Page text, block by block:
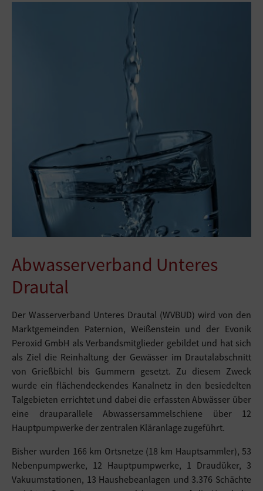
Abwasserverband Unteres
Drautal
Der Wasserverband Unteres Drautal (WVBUD) wird von den
Marktgemeinden Paternion, Weißenstein und der Evonik
Peroxid GmbH als Verbandsmitglieder gebildet und hat sich
als Ziel die Reinhaltung der Gewässer im Drautalabschnitt
von Grießbichl bis Gummern gesetzt. Zu diesem Zweck
wurde ein flächendeckendes Kanalnetz in den besiedelten
Talgebieten errichtet und dabei die erfassten Abwässer über
eine drauparallele Abwassersammelschiene über 12
Hauptpumpwerke der zentralen Kläranlage zugeführt.
Bisher wurden 166 km Ortsnetze (18 km Hauptsammler), 53
Nebenpumpwerke, 12 Hauptpumpwerke, 1 Draudüker, 3
Vakuumstationen, 13 Haushebeanlagen und 3.376 Schächte